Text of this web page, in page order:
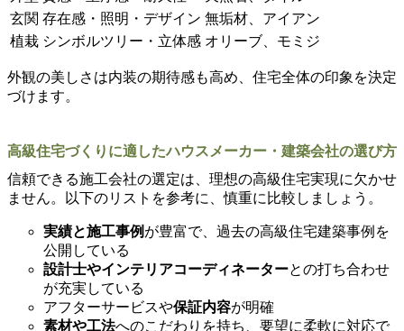
玄関 存在感・照明・デザイン 無垢材、アイアン
植栽 シンボルツリー・立体感 オリーブ、モミジ
外観の美しさは内装の期待感も高め、住宅全体の印象を決定
づけます。
高級住宅づくりに適したハウスメーカー・建築会社の選び方
信頼できる施工会社の選定は、理想の高級住宅実現に欠かせ
ません。以下のリストを参考に、慎重に比較しましょう。
実績と施工事例 が豊富で、過去の高級住宅建築事例を
公開している
設計士やインテリアコーディネーターとの打ち合わせ
が充実している
アフターサービスや保証内容が明確
素材や工法へのこだわりを持ち、要望に柔軟に対応で